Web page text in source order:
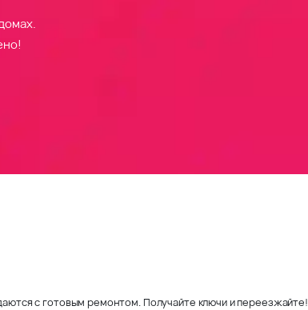
с готовым ремонтом. Получайте ключи и переезжайте!